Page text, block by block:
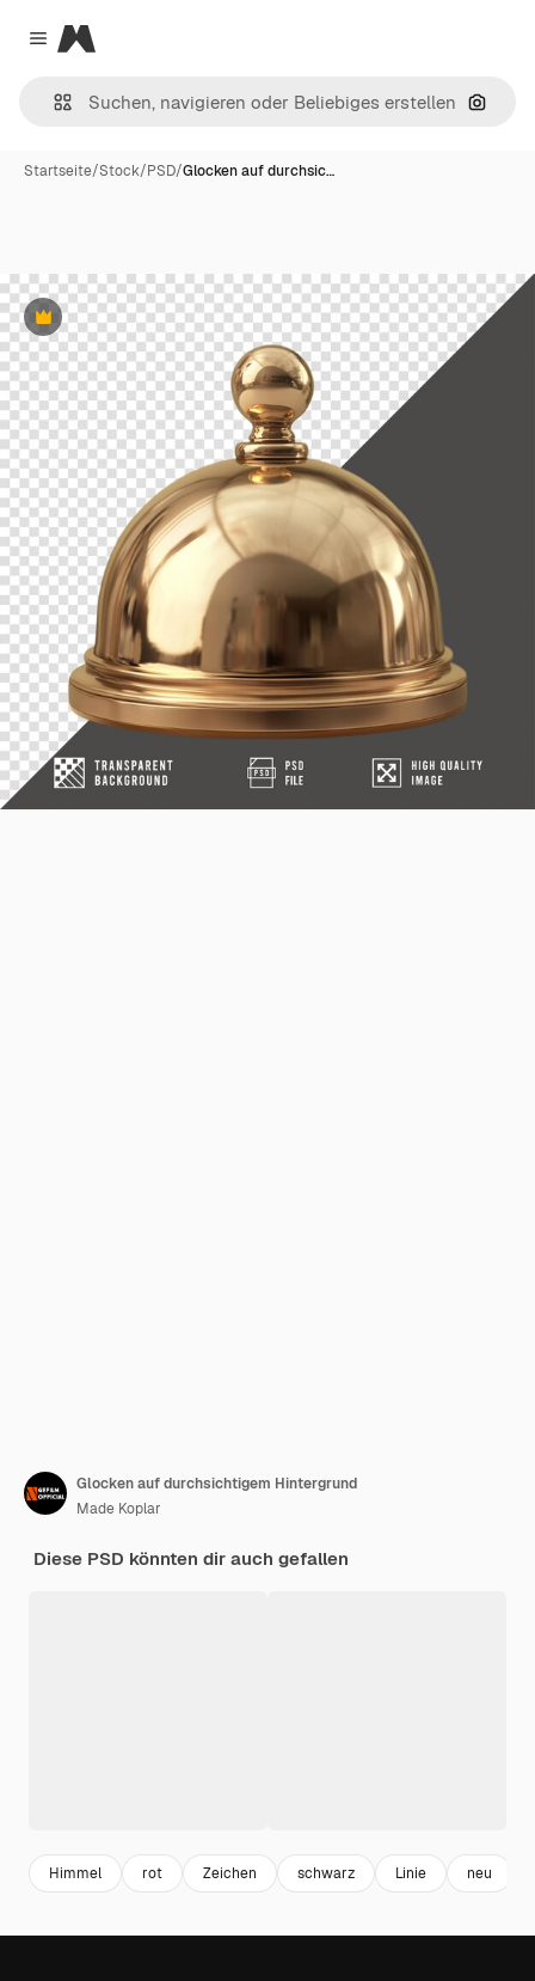
Close menu
Magnific
Nach
Startseite/Stock/PSD/Glocken auf durchsic…
Premium
Glocken auf durchsichtigem Hintergrund
Made Koplar
Diese PSD könnten dir auch gefallen
Himmel rot Zeichen schwarz Linie neu